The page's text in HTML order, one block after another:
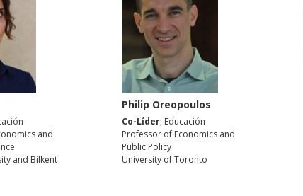
and
and Bilkent
Philip Oreopoulos
Co-Líder, Educación
Professor of Economics and
Public Policy
University of Toronto